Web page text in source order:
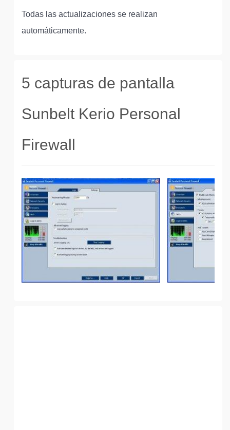
Todas las actualizaciones se realizan
automáticamente.
5 capturas de pantalla
Sunbelt Kerio Personal
Firewall